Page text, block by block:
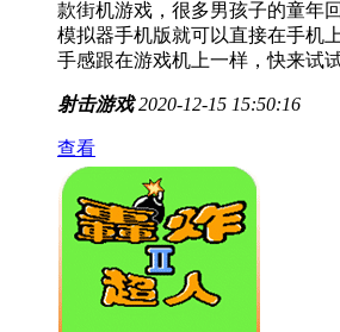
款街机游戏，很多男孩子的童年
模拟器手机版就可以直接在手机
手感跟在游戏机上一样，快来试试
射击游戏 2020-12-15 15:50:16
查看